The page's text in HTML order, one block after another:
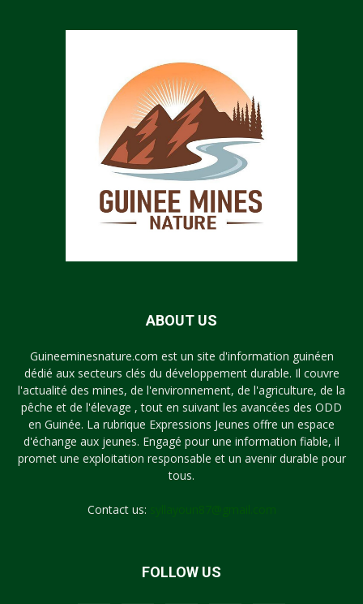
ABOUT US
Guineeminesnature.com est un site d'information guinéen
dédié aux secteurs clés du développement durable. Il couvre
l'actualité des mines, de l'environnement, de l'agriculture, de la
pêche et de l'élevage , tout en suivant les avancées des ODD
en Guinée. La rubrique Expressions Jeunes offre un espace
d'échange aux jeunes. Engagé pour une information fiable, il
promet une exploitation responsable et un avenir durable pour
tous.
Contact us:
FOLLOW US